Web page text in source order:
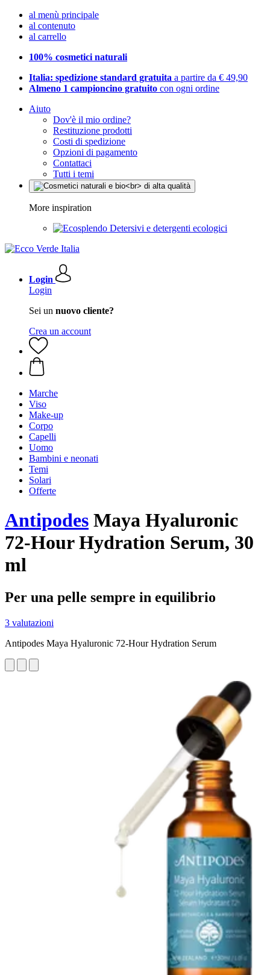
al menù principale
al contenuto
al carrello
100% cosmetici naturali
Italia: spedizione standard gratuita a partire da € 49,90
Almeno 1 campioncino gratuito con ogni ordine
Aiuto
Dov'è il mio ordine?
Restituzione prodotti
Costi di spedizione
Opzioni di pagamento
Contattaci
Tutti i temi
More inspiration
Detersivi e detergenti ecologici
Login
Login
Sei un nuovo cliente?
Crea un account
Marche
Viso
Make-up
Corpo
Capelli
Uomo
Bambini e neonati
Temi
Solari
Offerte
Antipodes Maya Hyaluronic
72-Hour Hydration Serum, 30
ml
Per una pelle sempre in equilibrio
3 valutazioni
Antipodes Maya Hyaluronic 72-Hour Hydration Serum